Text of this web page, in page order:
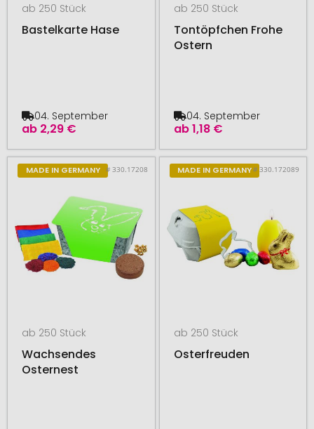
ab 250 Stück
Bastelkarte Hase
ab 2,29 €
04. September
ab 250 Stück
Tontöpfchen Frohe
Ostern
ab1,18 €
04. September
MADE IN GERMANY # 330.17208
ab 250 Stück
Wachsendes
Osternest
MADE IN GERMANY# 330.172089
ab 250 Stück
Osterfreuden